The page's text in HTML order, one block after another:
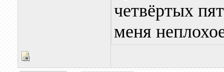
четвёртых
меня